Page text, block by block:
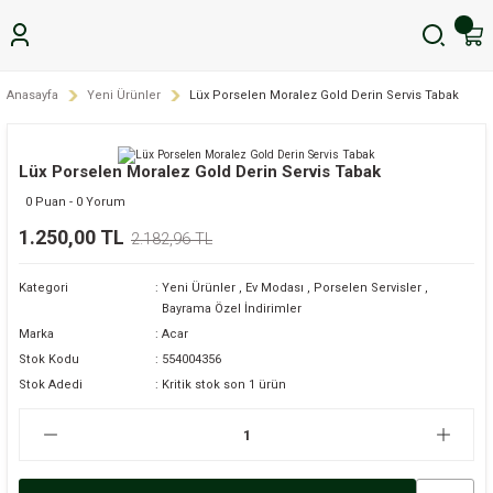
Anasayfa Yeni Ürünler Lüx Porselen Moralez Gold Derin Servis Tabak
Lüx Porselen Moralez Gold Derin Servis Tabak
0 Puan - 0 Yorum
1.250,00 TL 2.182,96 TL
Kategori Yeni Ürünler , Ev Modası , Porselen Servisler ,
Bayrama Özel İndirimler
Marka
Acar
Stok Kodu
554004356
Stok Adedi
Kritik stok son 1 ürün